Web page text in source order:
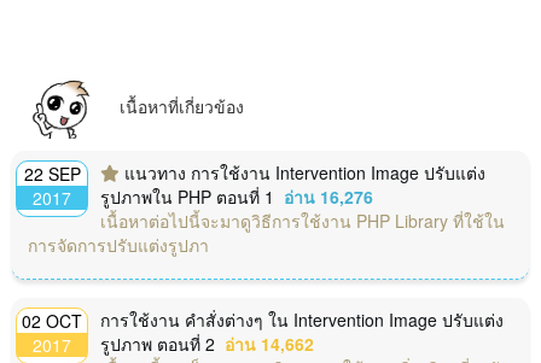
เนื้อหาที่เกี่ยวข้อง
22 SEP
2017
แนวทาง การใช้งาน Intervention Image ปรับแต่ง
รูปภาพใน PHP ตอนที่ 1 อ่าน 16,276
เนื้อหาต่อไปนี้จะมาดูวิธีการใช้งาน PHP Library ที่ใช้ใน
การจัดการปรับแต่งรูปภา
02 OCT
2017
การใช้งาน คำสั่งต่างๆ ใน Intervention Image ปรับแต่ง
รูปภาพ ตอนที่ 2 อ่าน 14,662